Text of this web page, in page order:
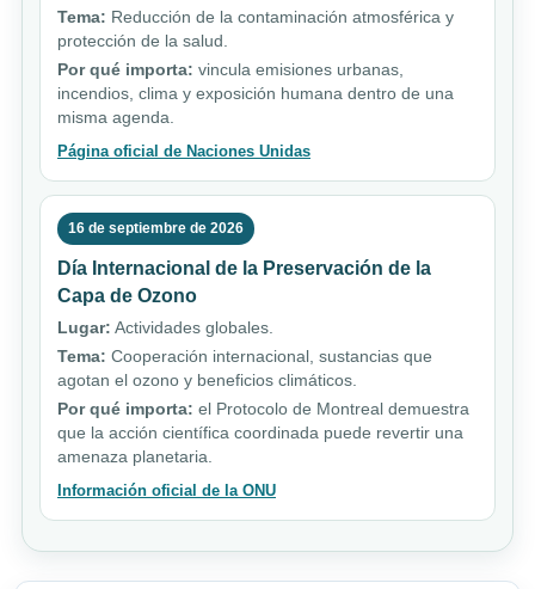
Tema: Reducción de la contaminación atmosférica y
protección de la salud.
Por qué importa: vincula emisiones urbanas,
incendios, clima y exposición humana dentro de una
misma agenda.
Página oficial de Naciones Unidas
16 de septiembre de 2026
Día Internacional de la Preservación de la
Capa de Ozono
Lugar: Actividades globales.
Tema: Cooperación internacional, sustancias que
agotan el ozono y beneficios climáticos.
Por qué importa: el Protocolo de Montreal demuestra
que la acción científica coordinada puede revertir una
amenaza planetaria.
Información oficial de la ONU